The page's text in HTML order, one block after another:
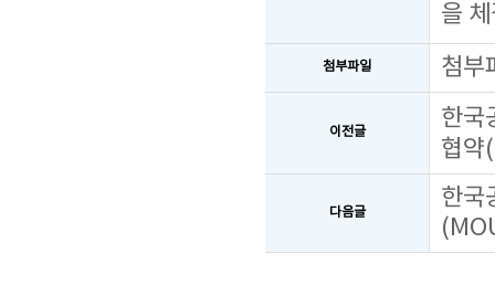
을
첨부파일 첨부
이전글
한국
협약
다음글
한국